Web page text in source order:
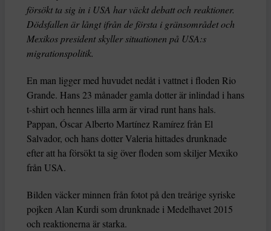
försökt ta sig in i USA har väckt debatt och reaktioner.
Dödsfallen är långt ifrån de första i gränsområdet och
Mexikos president skyller situationen på USA:s
migrationspolitik.
En man ligger med huvudet nedåt i vattnet i floden Rio
Grande. Hans 23 månader gamla dotter är inlindad i hans
t-shirt och hennes lilla arm är virad runt hans hals.
Pappan, Óscar Alberto Martínez Ramírez från El
Salvador, och hans dotter Valeria hittades drunknade
efter att ha försökt ta sig över floden som skiljer Mexiko
från USA.
Bilden väcker minnen från fotot på den treårige syriske
pojken Alan Kurdi som drunknade i Medelhavet 2015
och reaktionerna är starka.